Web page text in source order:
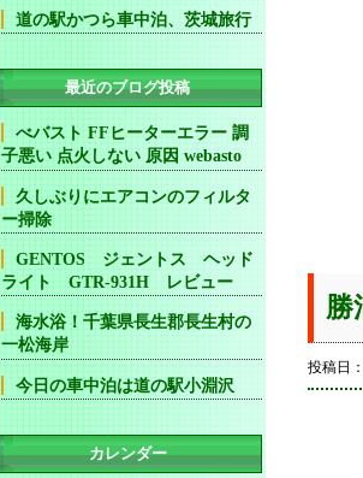
勝
投稿日
道の駅かつら車中泊、茨城旅行
最近のブログ投稿
べバスト FFヒーターエラー 調
子悪い 点火しない 原因 webasto
久しぶりにエアコンのフィルタ
ー掃除
GENTOS ジェントス ヘッド
ライト GTR-931H レビュー
海水浴！千葉県長生郡長生村の
一松海岸
今日の車中泊は道の駅小淵沢
カレンダー